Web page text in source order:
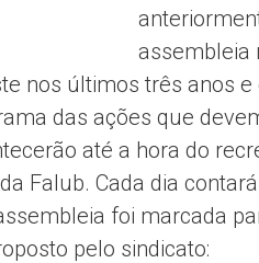
assembleia
nos últimos três anos
das ações que
até a hora do
Falub. Cada dia
foi marcada
pelo sindicato: